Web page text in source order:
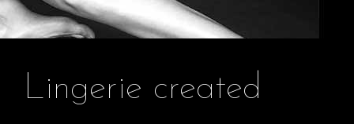
Lingerie created